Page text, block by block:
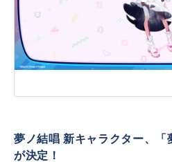
夢ノ結唱 新キャラクター、「
が決定！